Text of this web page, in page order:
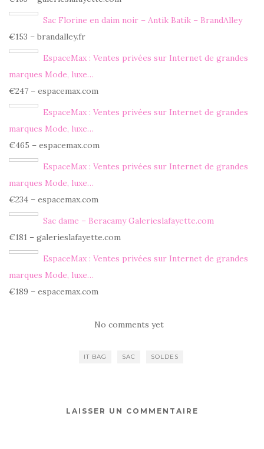
Sac Florine en daim noir – Antik Batik – BrandAlley
€153 – brandalley.fr
EspaceMax : Ventes privées sur Internet de grandes
marques Mode, luxe…
€247 – espacemax.com
EspaceMax : Ventes privées sur Internet de grandes
marques Mode, luxe…
€465 – espacemax.com
EspaceMax : Ventes privées sur Internet de grandes
marques Mode, luxe…
€234 – espacemax.com
Sac dame – Beracamy Galerieslafayette.com
€181 – galerieslafayette.com
EspaceMax : Ventes privées sur Internet de grandes
marques Mode, luxe…
€189 – espacemax.com
No comments yet
IT BAG SAC SOLDES
LAISSER UN COMMENTAIRE